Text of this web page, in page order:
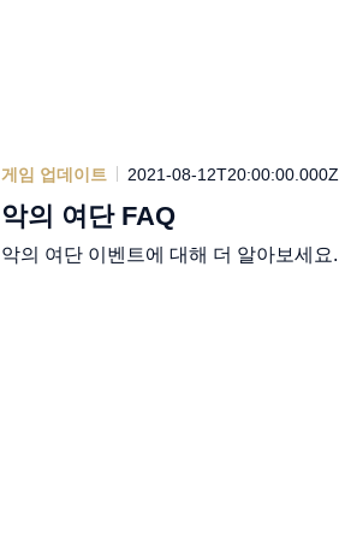
게임 업데이트 2021-08-12T20:00:00.000Z
악의 여단 FAQ
악의 여단 이벤트에 대해 더 알아보세요.